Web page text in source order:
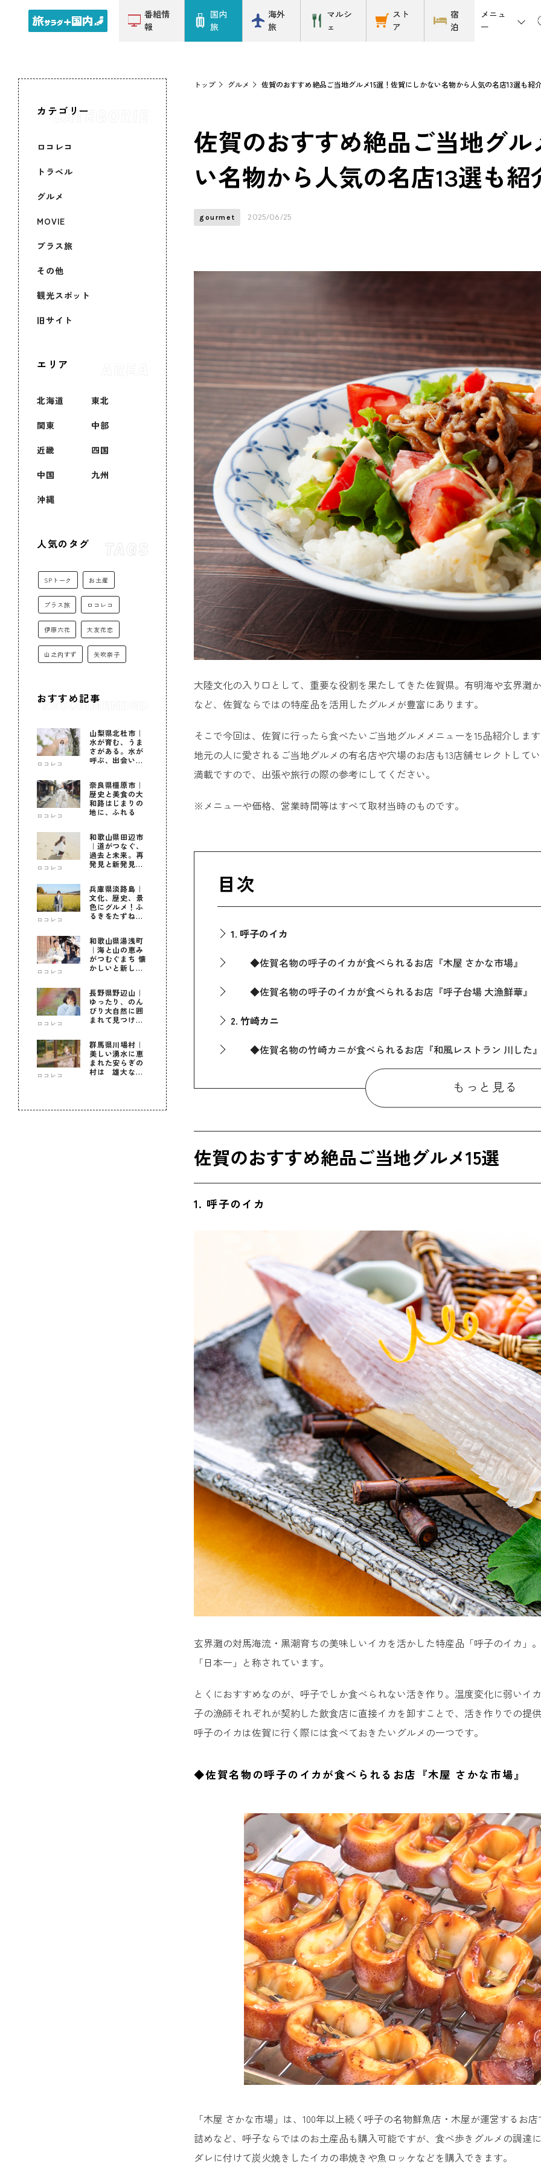
番組情
報
国内
旅
海外
旅
マルシ
ェ
スト
ア
宿
泊
メニュ
ー
カテゴリー
ロコレコ
トラベル
グルメ
MOVIE
プラス旅
その他
観光スポット
旧サイト
エリア
北海道 東北
関東 中部
近畿 四国
中国 九州
沖縄
人気のタグ
SPトーク お土産
プラス旅 ロコレコ
伊原六花 大友花恋
山之内すず 矢吹奈子
おすすめ記事
ロコレコ
山梨県北杜市｜
水が育む、うま
さがある。水が
呼ぶ、出会いが
ロコレコ
奈良県橿原市｜
歴史と美食の大
和路はじまりの
地に、ふれる
ロコレコ
和歌山県田辺市
｜道がつなぐ、
過去と未来。再
発見と新発見の
ロコレコ
兵庫県淡路島｜
文化、歴史、景
色にグルメ！ふ
るきをたずねて
ロコレコ
和歌山県湯浅町
｜海と山の恵み
がつむぐまち 懐
かしいと新しい
ロコレコ
長野県野辺山｜
ゆったり、のん
びり大自然に囲
まれて見つけ
ロコレコ
群馬県川場村｜
美しい湧水に恵
まれた安らぎの
村は 雄大な自
トップ グルメ 佐賀のおすすめ絶品ご当地グルメ15選！佐賀にしかない名物から人気の名店13選も紹
佐賀のおすすめ絶品ご当地グル
い名物から人気の名店13選も紹
gourmet 2025/06/25
大陸文化の入り口として、重要な役割を果たしてきた佐賀県。有明海や玄界灘
など、佐賀ならではの特産品を活用したグルメが豊富にあります。
そこで今回は、佐賀に行ったら食べたいご当地グルメメニューを15品紹介しま
地元の人に愛されるご当地グルメの有名店や穴場のお店も13店舗セレクトして
満載ですので、出張や旅行の際の参考にしてください。
※メニューや価格、営業時間等はすべて取材当時のものです。
目次
1. 呼子のイカ
◆佐賀名物の呼子のイカが食べられるお店『木屋 さかな市場』
◆佐賀名物の呼子のイカが食べられるお店『呼子台場 大漁鮮華』
2. 竹崎カニ
◆佐賀名物の竹崎カニが食べられるお店『和風レストラン 川した
◆佐賀名物の竹崎カニが食べられるお店『竹崎海産』
◆佐賀名物のムツゴロウが食べられるお店『峰松うなぎ屋』
4. 佐賀牛
6. からつバーガー
◆佐賀名物のからつバーガーが食べられるお店『からつバーガーと
7. たらふく丼
8. シシリアンライス
◆佐賀名物のシシリアンライスが食べられるお店『Restaurant＆
9. 須古寿し
10. 佐賀ラーメン
◆佐賀名物の佐賀ラーメンが食べられるお店『駅前ラーメン ビッ
◆佐賀名物の佐賀ラーメンが食べられるお店『幸陽閣』
11. 井出ちゃんぽん
12. 大町たろめん
13. マジェンバ
◆佐賀名物の温泉湯どうふが食べられるお店『宗庵よこ長』
5. 嬉野茶
◆佐賀名物の嬉野茶が飲めるお店『中島美香園』
もっと見る
佐賀のおすすめ絶品ご当地グルメ15選
1. 呼子のイカ
玄界灘の対馬海流・黒潮育ちの美味しいイカを活かした特産品「呼子のイカ」
「日本一」と称されています。
とくにおすすめなのが、呼子でしか食べられない活き作り。温度変化に弱い
子の漁師それぞれが契約した飲食店に直接イカを卸すことで、活き作りでの提
呼子のイカは佐賀に行く際には食べておきたいグルメの一つです。
◆佐賀名物の呼子のイカが食べられるお店『木屋 さかな市場』
「木屋 さかな市場」は、100年以上続く呼子の名物鮮魚店・木屋が運営するお
詰めなど、呼子ならではのお土産品も購入可能ですが、食べ歩きグルメの調達
ダレに付けて炭火焼きしたイカの串焼きや魚ロッケなどを購入できます。